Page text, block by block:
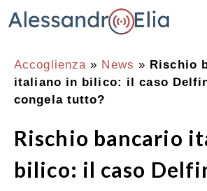
al
Accoglienza » News » Rischio
italiano in bilico: il caso Delfin
congela tutto?
Rischio bancario
bilico: il caso